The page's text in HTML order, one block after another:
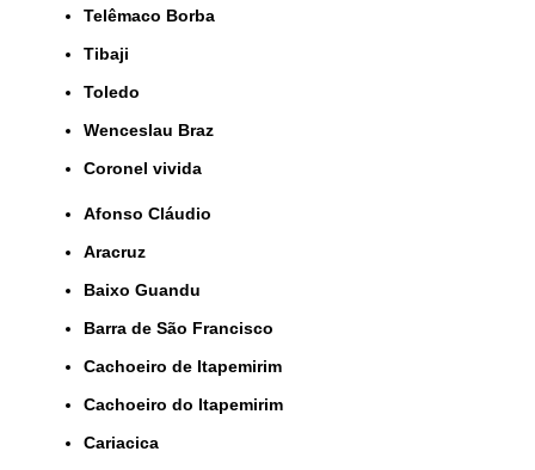
Telêmaco Borba
Tibaji
Toledo
Wenceslau Braz
coronel vivida
Afonso Cláudio
Aracruz
Baixo Guandu
Barra de São Francisco
Cachoeiro de Itapemirim
Cachoeiro do Itapemirim
Cariacica